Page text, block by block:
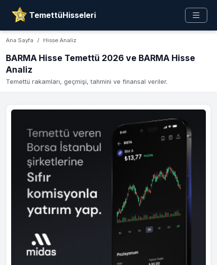
TemettüHisseleri
Ana Sayfa Hisse Analiz
BARMA Hisse Temettü 2026 ve BARMA Hisse
Analiz
Temettü rakamları, geçmişi, tahmini ve finansal veriler.